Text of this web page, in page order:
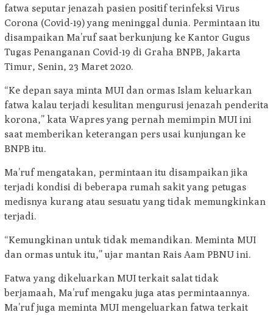
fatwa seputar jenazah pasien positif terinfeksi Virus
Corona (Covid-19) yang meninggal dunia. Permintaan itu
disampaikan Ma’ruf saat berkunjung ke Kantor Gugus
Tugas Penanganan Covid-19 di Graha BNPB, Jakarta
Timur, Senin, 23 Maret 2020.
“Ke depan saya minta MUI dan ormas Islam keluarkan
fatwa kalau terjadi kesulitan mengurusi jenazah penderita
korona,” kata Wapres yang pernah memimpin MUI ini
saat memberikan keterangan pers usai kunjungan ke
BNPB itu.
Ma’ruf mengatakan, permintaan itu disampaikan jika
terjadi kondisi di beberapa rumah sakit yang petugas
medisnya kurang atau sesuatu yang tidak memungkinkan
terjadi.
“Kemungkinan untuk tidak memandikan. Meminta MUI
dan ormas untuk itu,” ujar mantan Rais Aam PBNU ini.
Fatwa yang dikeluarkan MUI terkait salat tidak
berjamaah, Ma’ruf mengaku juga atas permintaannya.
Ma’ruf juga meminta MUI mengeluarkan fatwa terkait